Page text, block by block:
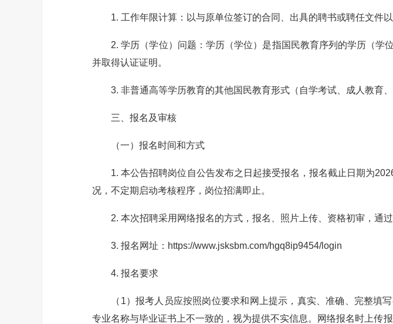
1. 工作年限计算：以与原单位签订的合同、出具的聘书或聘任文件以
2. 学历（学位）问题：学历（学位）是指国民教育序列的学历（学
并取得认证证明。
3. 非普通高等学历教育的其他国民教育形式（自学考试、成人教育、
三、报名及审核
（一）报名时间和方式
1. 本公告招聘岗位自公告发布之日起接受报名，报名截止日期为
况，不定期启动考核程序，岗位招满即止。
2. 本次招聘采用网络报名的方式，报名、照片上传、资格初审，通过
3. 报名网址：https://www.jsksbm.com/hgq8ip9454/login
4. 报名要求
（1）报考人员应按照岗位要求和网上提示，真实、准确、完整填
专业名称与毕业证书上不一致的，视为提供不实信息。网络报名时上传